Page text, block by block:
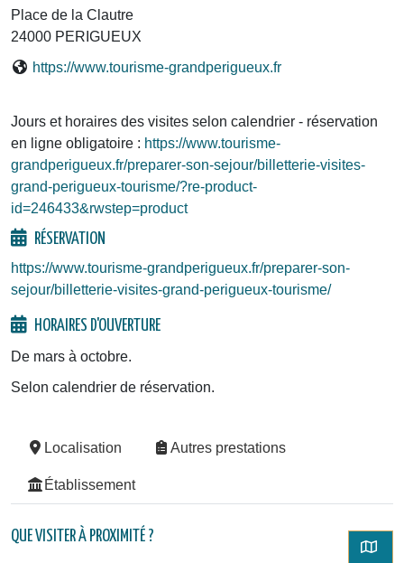
Place de la Clautre
24000 PERIGUEUX
https://www.tourisme-grandperigueux.fr
Jours et horaires des visites selon calendrier - réservation
en ligne obligatoire : https://www.tourisme-
grandperigueux.fr/preparer-son-sejour/billetterie-visites-
grand-perigueux-tourisme/?re-product-
id=246433&rwstep=product
RÉSERVATION
https://www.tourisme-grandperigueux.fr/preparer-son-
sejour/billetterie-visites-grand-perigueux-tourisme/
HORAIRES D'OUVERTURE
De mars à octobre.
Selon calendrier de réservation.
Localisation Autres prestations
Établissement
QUE VISITER À PROXIMITÉ ?